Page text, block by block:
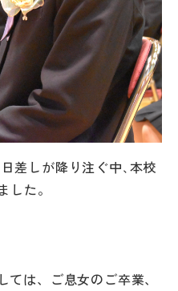
差しが降り注ぐ中､本校
た。
は、ご息女のご卒業、